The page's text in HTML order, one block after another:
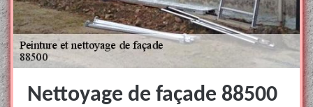
Nettoyage de façade 88500